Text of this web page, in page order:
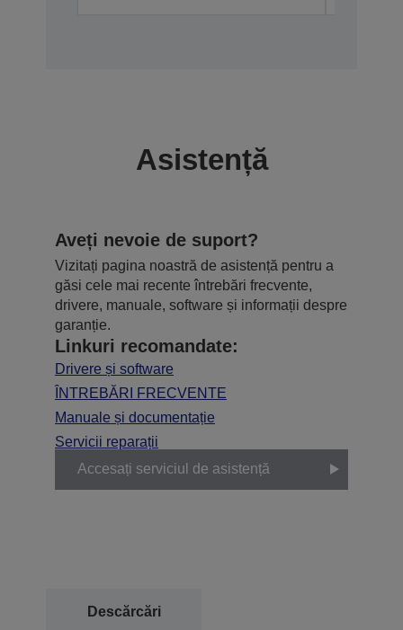
Asistență
Aveți nevoie de suport?
Vizitați pagina noastră de asistență pentru a
găsi cele mai recente întrebări frecvente,
drivere, manuale, software și informații despre
garanție.
Linkuri recomandate:
Drivere și software
ÎNTREBĂRI FRECVENTE
Manuale și documentație
Servicii reparații
Accesați serviciul de asistență
Descărcări